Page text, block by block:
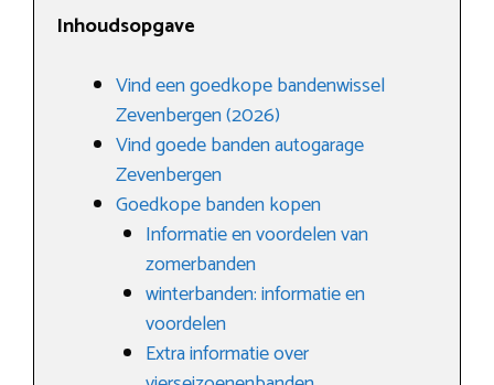
Inhoudsopgave
Vind een goedkope bandenwissel
Zevenbergen (2026)
Vind goede banden autogarage
Zevenbergen
Goedkope banden kopen
Informatie en voordelen van
zomerbanden
winterbanden: informatie en
voordelen
Extra informatie over